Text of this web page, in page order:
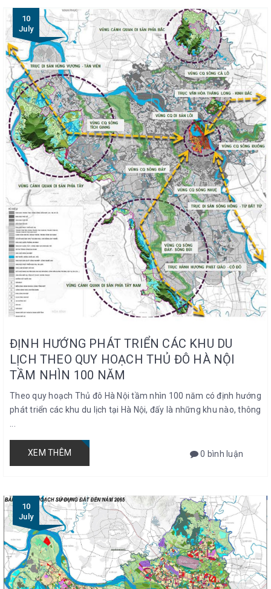
10
July
ĐỊNH HƯỚNG PHÁT TRIỂN CÁC KHU DU
LỊCH THEO QUY HOẠCH THỦ ĐÔ HÀ NỘI
TẦM NHÌN 100 NĂM
Theo quy hoạch Thủ đô Hà Nội tầm nhìn 100 năm có định hướng
phát triển các khu du lịch tại Hà Nội, đấy là những khu nào, thông
XEM THÊM 0 bình luận
10
July